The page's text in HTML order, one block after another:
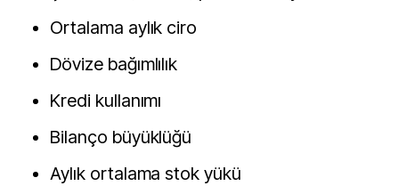
Ortalama aylık ciro
Dövize bağımlılık
Kredi kullanımı
Bilanço büyüklüğü
Aylık ortalama stok yükü